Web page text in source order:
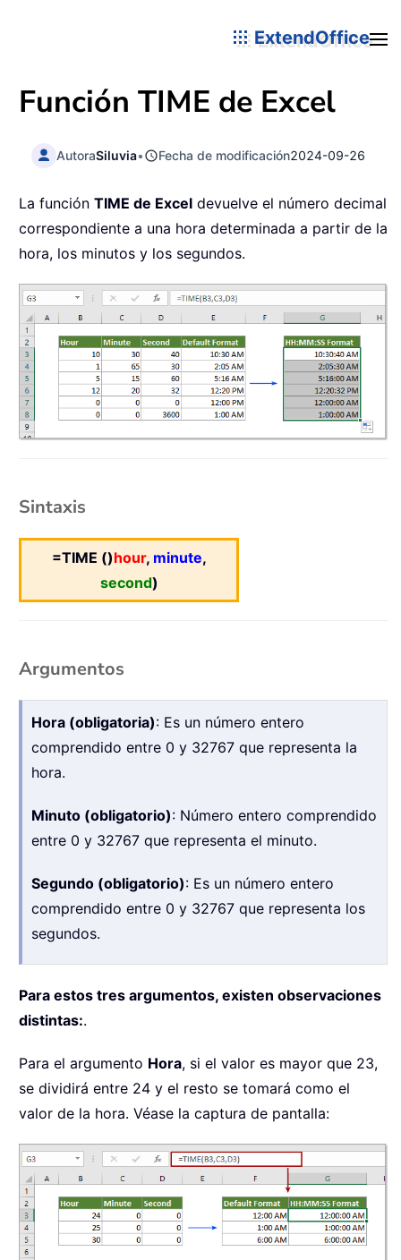
ExtendOffice
Función TIME de Excel
AutoraSiluvia• Fecha de modificación2024-09-26
La función TIME de Excel devuelve el número decimal
correspondiente a una hora determinada a partir de la
hora, los minutos y los segundos.
Sintaxis
=TIME ()hour, minute,
second)
Argumentos
Hora (obligatoria): Es un número entero
comprendido entre 0 y 32767 que representa la
hora.
Minuto (obligatorio): Número entero comprendido
entre 0 y 32767 que representa el minuto.
Segundo (obligatorio): Es un número entero
comprendido entre 0 y 32767 que representa los
segundos.
Para estos tres argumentos, existen observaciones
distintas:.
Para el argumento Hora, si el valor es mayor que 23,
se dividirá entre 24 y el resto se tomará como el
valor de la hora. Véase la captura de pantalla: